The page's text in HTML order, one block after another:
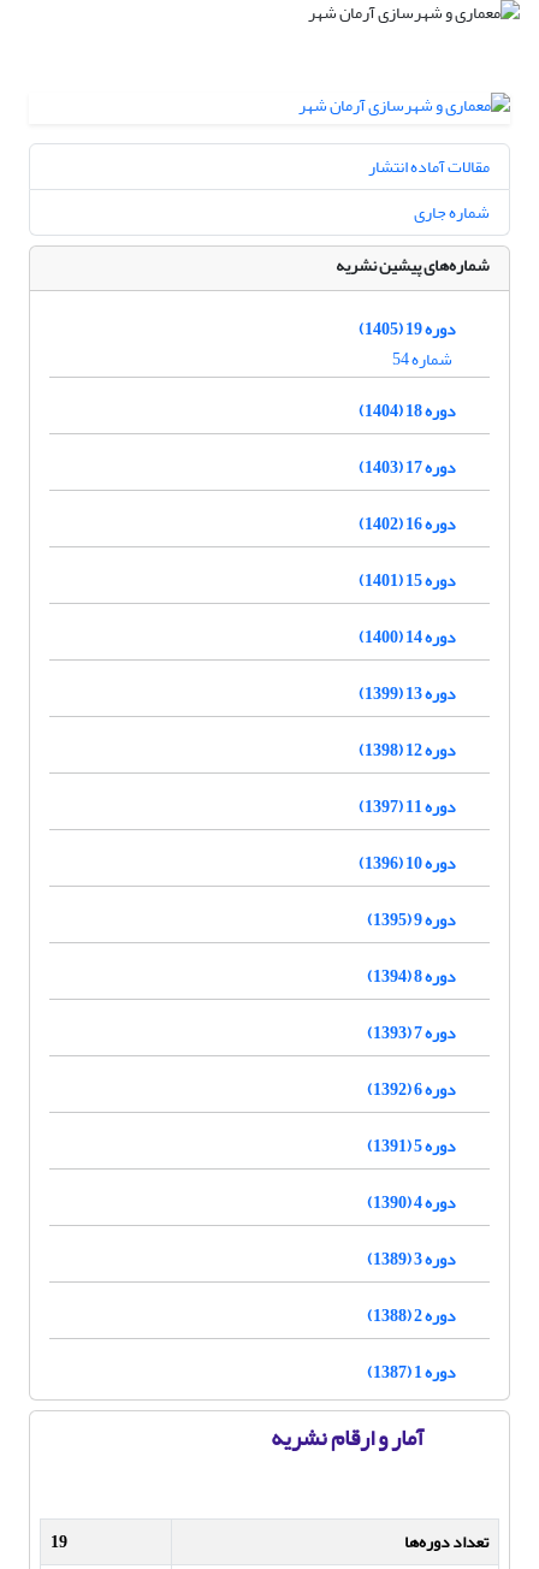
مقالات آماده انتشار
شماره جاری
شماره‌های پیشین نشریه
دوره 19 (1405)
شماره 54
دوره 18 (1404)
دوره 17 (1403)
دوره 16 (1402)
دوره 15 (1401)
دوره 14 (1400)
دوره 13 (1399)
دوره 12 (1398)
دوره 11 (1397)
دوره 10 (1396)
دوره 9 (1395)
دوره 8 (1394)
دوره 7 (1393)
دوره 6 (1392)
دوره 5 (1391)
دوره 4 (1390)
دوره 3 (1389)
دوره 2 (1388)
دوره 1 (1387)
آمار و ارقام نشریه
تعداد دوره‌ها
19